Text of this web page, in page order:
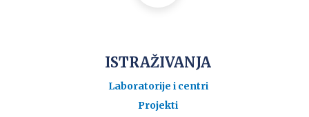
ISTRAŽIVANJA
Laboratorije i centri
Projekti